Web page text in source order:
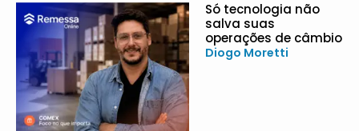
Só tecnologia não
salva suas
operações de câmbio
Diogo Moretti